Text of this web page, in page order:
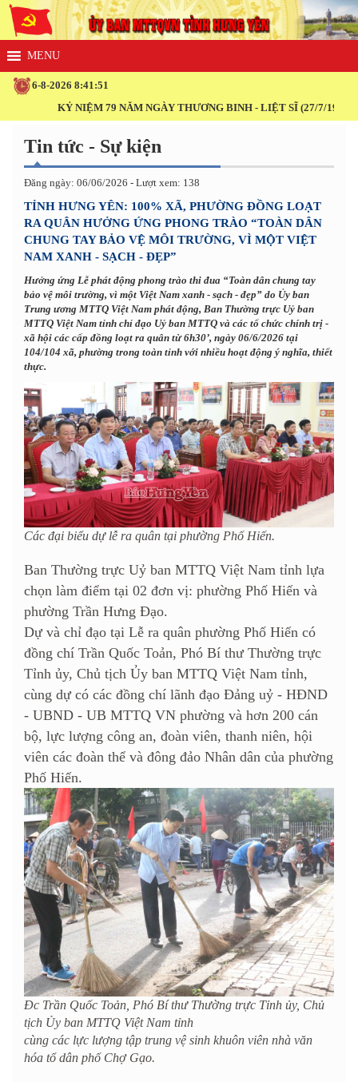
6-8-2026 8:41:52
KỶ NIỆM 79 NĂM NGÀY THƯƠNG BINH - LIỆT SĨ (27/7/1947 - 27/7/
Tin tức - Sự kiện
Đăng ngày: 06/06/2026 - Lượt xem: 138
TỈNH HƯNG YÊN: 100% XÃ, PHƯỜNG ĐỒNG LOẠT
RA QUÂN HƯỞNG ỨNG PHONG TRÀO “TOÀN DÂN
CHUNG TAY BẢO VỆ MÔI TRƯỜNG, VÌ MỘT VIỆT
NAM XANH - SẠCH - ĐẸP”
Hưởng ứng Lễ phát động phong trào thi đua “Toàn dân chung tay
bảo vệ môi trường, vì một Việt Nam xanh - sạch - đẹp” do Ủy ban
Trung ương MTTQ Việt Nam phát động, Ban Thường trực Uỷ ban
MTTQ Việt Nam tỉnh chỉ đạo Uỷ ban MTTQ và các tổ chức chính trị -
xã hội các cấp đồng loạt ra quân từ 6h30’, ngày 06/6/2026 tại
104/104 xã, phường trong toàn tỉnh với nhiều hoạt động ý nghĩa, thiết
thực.
Các đại biểu dự lễ ra quân tại phường Phố Hiến.
Ban Thường trực Uỷ ban MTTQ Việt Nam tỉnh lựa
chọn làm điểm tại 02 đơn vị: phường Phố Hiến và
phường Trần Hưng Đạo.
Dự và chỉ đạo tại Lễ ra quân phường Phố Hiến có
đồng chí Trần Quốc Toản, Phó Bí thư Thường trực
Tỉnh ủy, Chủ tịch Ủy ban MTTQ Việt Nam tỉnh,
cùng dự có các đồng chí lãnh đạo Đảng uỷ - HĐND
- UBND - UB MTTQ VN phường và hơn 200 cán
bộ, lực lượng công an, đoàn viên, thanh niên, hội
viên các đoàn thể và đông đảo Nhân dân của phường
Phố Hiến.
Đc Trần Quốc Toản, Phó Bí thư Thường trực Tỉnh ủy, Chủ
tịch Ủy ban MTTQ Việt Nam tỉnh
cùng các lực lượng tập trung vệ sinh khuôn viên nhà văn
hóa tổ dân phố Chợ Gạo.